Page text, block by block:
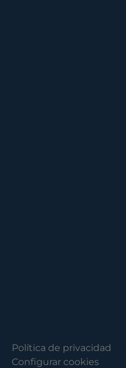
Política de privacidad
Configurar cookies